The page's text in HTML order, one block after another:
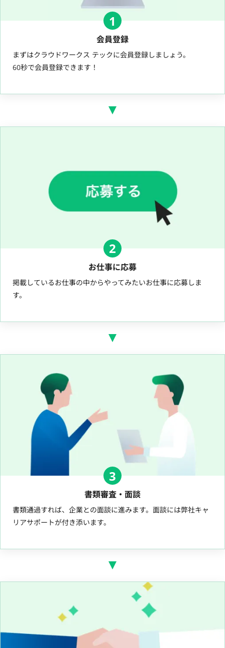
1
会員登録
まずはクラウドワークス テックに会員登録しましょう。
60秒で会員登録できます！
2
お仕事に応募
掲載しているお仕事の中からやってみたいお仕事に応募しま
す。
3
書類審査・面談
書類通過すれば、企業との面談に進みます。面談には弊社キャ
リアサポートが付き添います。